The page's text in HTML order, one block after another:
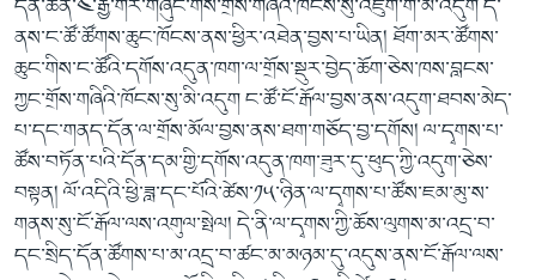
དོན་ཚན་༤་རྒྱ་གར་གཞུང་གིས་གྲོས་གཞིའི་ཁོངས་སུ་འཇུག་གི་མི་འདུག དེ་
ནས་ང་ཚོ་ཚོགས་ཆུང་ཁོངས་ནས་ཕྱིར་འཐེན་བྱས་པ་ཡིན། ཐོག་མར་ཚོགས་
ཆུང་གིས་ང་ཚོའི་དགོས་འདུན་ཁག་ལ་གྲོས་སྡུར་བྱེད་ཆོག་ཅེས་ཁས་བླངས་
ཀྱང་གྲོས་གཞིའི་ཁོངས་སུ་མི་འདུག ང་ཚོ་ངོ་རྒོལ་བྱས་ནས་འདུག་ཐབས་མེད་
པ་དང་གནད་དོན་ལ་གྲོས་མོལ་བྱས་ནས་ཐག་གཅོད་བྱ་དགོས། ལ་དྭགས་པ་
ཚོས་བཏོན་པའི་དོན་དམ་གྱི་དགོས་འདུན་ཁག་ཟུར་དུ་ཕུད་ཀྱི་འདུག་ཅེས་
བསྟན། ལོ་འདིའི་ཕྱི་ཟླ་དང་པོའི་ཚེས་༡༥་ཉིན་ལ་དྭགས་པ་ཚོས་ཇམ་མུ་ས་
གནས་སུ་ངོ་རྒོལ་ལས་འགུལ་སྤེལ། དེ་ནི་ལ་དྭགས་ཀྱི་ཆོས་ལུགས་མ་འདྲ་བ་
དང་སྲིད་དོན་ཚོགས་པ་མ་འདྲ་བ་ཚང་མ་མཉམ་དུ་འདུས་ནས་ངོ་རྒོལ་ལས་